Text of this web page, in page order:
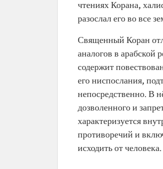
чтениях Корана,
разослал его во все
Священный Коран
аналогов в арабской
содержит
его ниспослания,
непосредственно. В
дозволенного и
характеризуется
противоречий и
исходить от человека.